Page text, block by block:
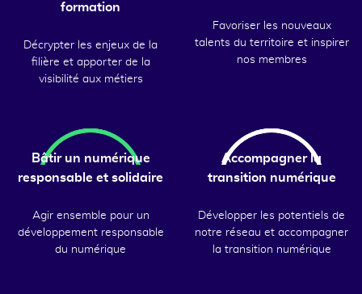
formation
Décrypter les enjeux de la
filière et apporter de la
visibilité aux métiers
Favoriser les nouveaux
talents du territoire et inspirer
nos membres
Bâtir un numérique
responsable et solidaire
Agir ensemble pour un
développement responsable
du numérique
Accompagner la
transition numérique
Développer les potentiels de
notre réseau et accompagner
la transition numérique